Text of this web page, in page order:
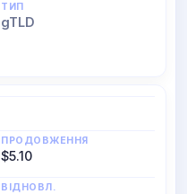
ТИП
gTLD
ПРОДОВЖЕННЯ
$5.10
ВІДНОВЛ.